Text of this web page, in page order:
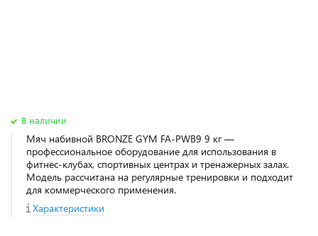
В наличии
Мяч набивной BRONZE GYM FA-PWB9 9 кг —
профессиональное оборудование для использования в
фитнес‑клубах, спортивных центрах и тренажерных залах.
Модель рассчитана на регулярные тренировки и подходит
для коммерческого применения.
Характеристики